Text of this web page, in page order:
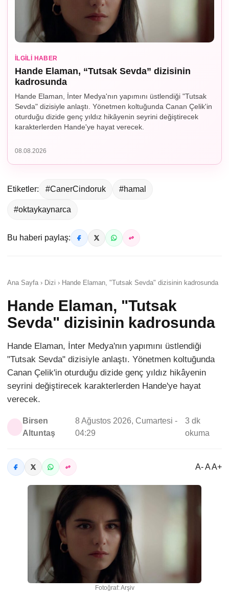
İLGILI HABER
Hande Elaman, “Tutsak Sevda” dizisinin
kadrosunda
Hande Elaman, İnter Medya'nın yapımını üstlendiği "Tutsak
Sevda" dizisiyle anlaştı. Yönetmen koltuğunda Canan Çelik'in
oturduğu dizide genç yıldız hikâyenin seyrini değiştirecek
karakterlerden Hande'ye hayat verecek.
08.08.2026
Etiketler: #CanerCindoruk #hamal
#oktaykaynarca
Bu haberi paylaş:
Ana Sayfa › Dizi › Hande Elaman, "Tutsak Sevda" dizisinin kadrosunda
Hande Elaman, "Tutsak
Sevda" dizisinin kadrosunda
Hande Elaman, İnter Medya'nın yapımını üstlendiği
"Tutsak Sevda" dizisiyle anlaştı. Yönetmen koltuğunda
Canan Çelik'in oturduğu dizide genç yıldız hikâyenin
seyrini değiştirecek karakterlerden Hande'ye hayat
verecek.
Birsen
Altuntaş
8 Ağustos 2026, Cumartesi -
04:29
3 dk
okuma
A- A A+
Fotoğraf: Arşiv